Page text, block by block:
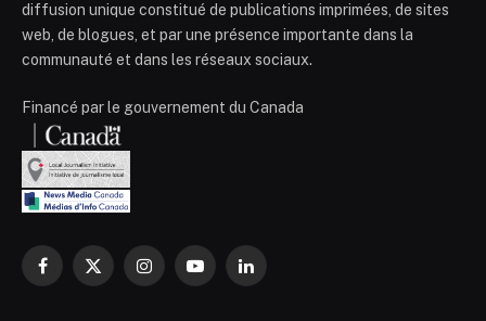
diffusion unique constitué de publications imprimées, de sites
web, de blogues, et par une présence importante dans la
communauté et dans les réseaux sociaux.
Financé par le gouvernement du Canada
Facebook
X
InstagramYouTubeLinkedIn